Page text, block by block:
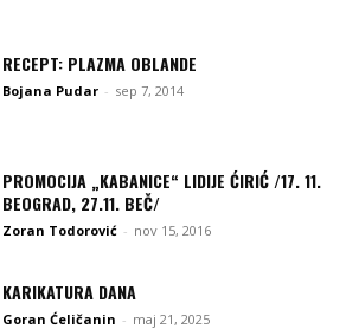
RECEPT: PLAZMA OBLANDE
Bojana Pudar - sep 7, 2014
PROMOCIJA „KABANICE“ LIDIJE ĆIRIĆ /17. 11.
BEOGRAD, 27.11. BEČ/
Zoran Todorović - nov 15, 2016
KARIKATURA DANA
Goran Ćeličanin - maj 21, 2025